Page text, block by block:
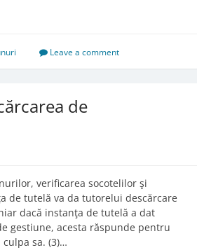
Leave a comment
de
verificarea socotelilor şi
de tutelă va da tutorelui descărcare
dacă instanţa de tutelă a dat
gestiune, acesta răspunde pentru
sa. (3)…